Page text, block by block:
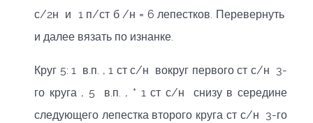
с/2н и 1 п/ст б /н = 6 лепестков. Перевернуть
и далее вязать по изнанке.
Круг 5: 1 в.п. , 1 ст с/н вокруг первого ст с/н 3-
го круга , 5 в.п. , * 1 ст с/н снизу в середине
следующего лепестка второго круга ст с/н 3-го